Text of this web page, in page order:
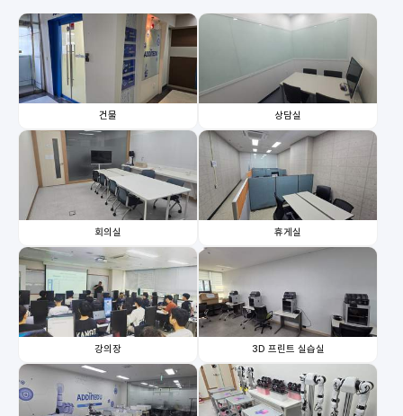
건물 상담실
회의실 휴게실
강의장 3D 프린트 실습실